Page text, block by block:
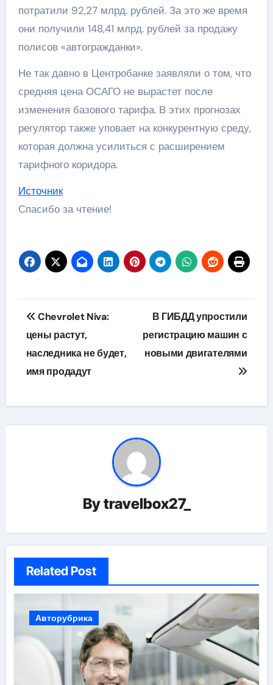
потратили 92,27 млрд. рублей. За это же время
они получили 148,41 млрд. рублей за продажу
полисов «автогражданки».
Не так давно в Центробанке заявляли о том, что
средняя цена ОСАГО не вырастет после
изменения базового тарифа. В этих прогнозах
регулятор также уповает на конкурентную среду,
которая должна усилиться с расширением
тарифного коридора.
Источник
Спасибо за чтение!
Навигация
по
записям
Chevrolet Niva:
цены растут,
наследника не будет,
имя продадут
В ГИБДД упростили
регистрацию машин с
новыми двигателями
Bytravelbox27_
Related Post
Авторубрика